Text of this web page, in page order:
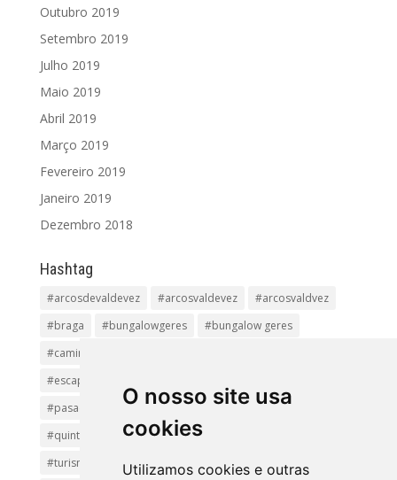
O nosso site usa
cookies
Utilizamos cookies e outras
Outubro 2019
Setembro 2019
Julho 2019
Maio 2019
Abril 2019
Março 2019
Fevereiro 2019
Janeiro 2019
Dezembro 2018
Hashtag
#arcosdevaldevez #arcosvaldevez
#arcosvaldvez
#braga
#bungalowgeres
#bungalow geres
#caminhadas
#escapadinha
#pasadiços
#passadiçosdovez
#penedageres
#quintalamosa
#religião
#turismoreligioso
#turismorural #vianadocastelo